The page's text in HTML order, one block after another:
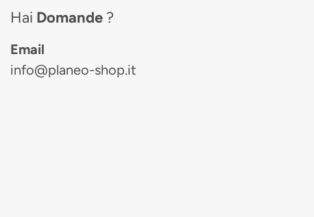
Hai Domande ?
Email
info@planeo-shop.it